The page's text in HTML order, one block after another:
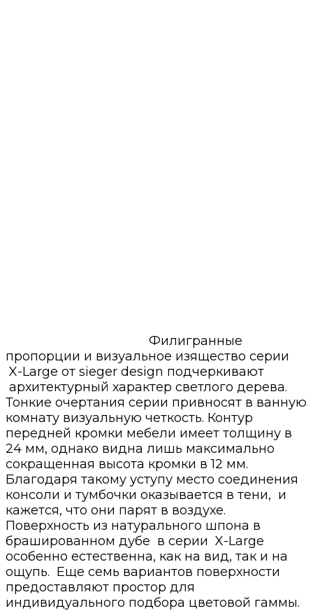
Филигранные
пропорции и визуальное изящество серии
X-Large от sieger design подчеркивают
архитектурный характер светлого дерева.
Тонкие очертания серии привносят в ванную
комнату визуальную четкость. Контур
передней кромки мебели имеет толщину в
24 мм, однако видна лишь максимально
сокращенная высота кромки в 12 мм.
Благодаря такому уступу место соединения
консоли и тумбочки оказывается в тени, и
кажется, что они парят в воздухе.
Поверхность из натурального шпона в
брашированном дубе в серии X-Large
особенно естественна, как на вид, так и на
ощупь. Еще семь вариантов поверхности
предоставляют простор для
индивидуального подбора цветовой гаммы.